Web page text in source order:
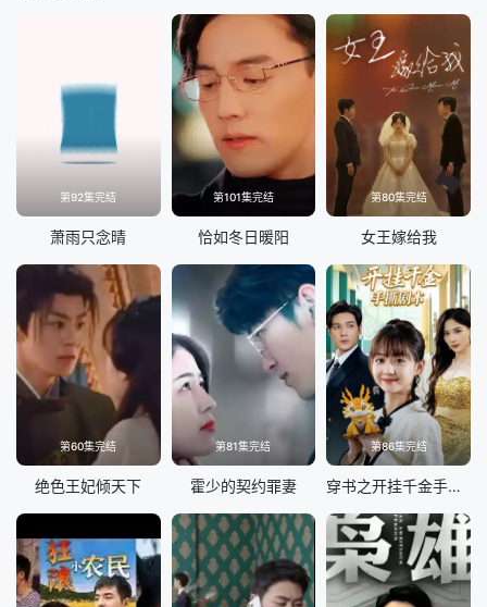
快速推进重生逆袭的爽点，又在关键节点留出细腻的缝隙，让
亲情的铺垫不显得仓促，每一次化解危机的情节，都精准踩在
观众的情绪点上，既解气又让人动容。
演员的表演精准拿捏了角色的特质，主角重生后的清醒与坚
定，藏在眼神的锐利和举手投足的果决里，面对刁难时的从容
反击，既有重生者的底气，又不失长辈的沉稳。儿媳从最初的
怯懦隐忍，到在庇护下逐渐展露的坚韧，情绪的转变自然流
畅，一个细微的眼神躲闪，或是挺直的脊背，都把人物内心的
成长刻画得真切。配角的演绎也为剧情增色，那些制造矛盾的
角色，被演绎得鲜活立体，更反衬出主角守护的可贵，让冲突
更具张力。
这部短剧的内核远不止重生的爽感，它真正打动人的，是藏在
剧情里的温情与担当。重生不是单纯的复仇，而是弥补遗憾、
守护家人的救赎，主角用前世的教训换来今世的清醒，用行动
打破家庭里的隔阂与偏见，护住儿媳的同时，也缝合了濒临破
碎的亲情。它没有刻意说教，却让观众看到，家人之间最珍贵
的是理解与守护，哪怕人生可以重来，最值得珍视的，始终是
身边人的温度。短剧虽篇幅有限，却把这份情感讲得饱满，看
第92集完结
萧雨只念晴
第101集完结
恰如冬日暖阳
第80集完结
女王嫁给我
第60集完结
绝色王妃倾天下
第81集完结
霍少的契约罪妻
第86集完结
穿书之开挂千金手撕剧本（手撕剧本飒爽千金美爆了）